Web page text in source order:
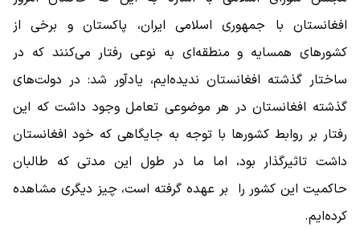
افغانستان با جمهوری اسلامی ایران، پاکستان و برخی از
کشورهای همسایه و منطقه‌ای به نوعی رفتار می‌کنند که در
ساختار گذشته افغانستان ندیده‌ایم، یادآور شد: در دولت‌های
گذشته افغانستان در هر موضوعی تعامل وجود داشت که این
رفتار بر روابط کشورها با توجه به جایگاهی که خود افغانستان
داشت تاثیرگذار بود، اما ما در طول این مدتی که طالبان
حاکمیت این کشور را بر عهده گرفته است، چیز دیگری مشاهده
کرده‌ایم.